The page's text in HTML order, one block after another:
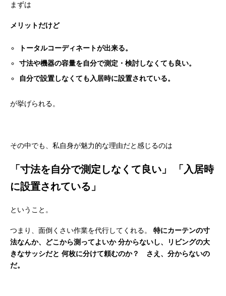
まずは
メリットだけど
トータルコーディネートが出来る。
寸法や機器の容量を自分で測定・検討しなくても良い。
自分で設置しなくても入居時に設置されている。
が挙げられる。
その中でも、私自身が魅力的な理由だと感じるのは
「寸法を自分で測定しなくて良い」
「入居時
に設置されている」
ということ。
つまり、面倒くさい作業を代行してくれる。
特にカーテンの寸
法なんか、どこから測ってよいか 分からないし、リビングの大
きなサッシだと 何枚に分けて頼むのか？ さえ、分からないの
だ。